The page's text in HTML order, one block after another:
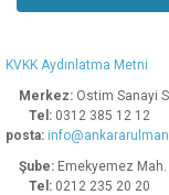
Ürün
Ürün fiyatı
Bu ürüne
KVKK Aydınlatma Metni
Merkez: Ostim
Tel: 0312 385 12
posta:
Şube: Emekyemez
Tel: 0212 235 20